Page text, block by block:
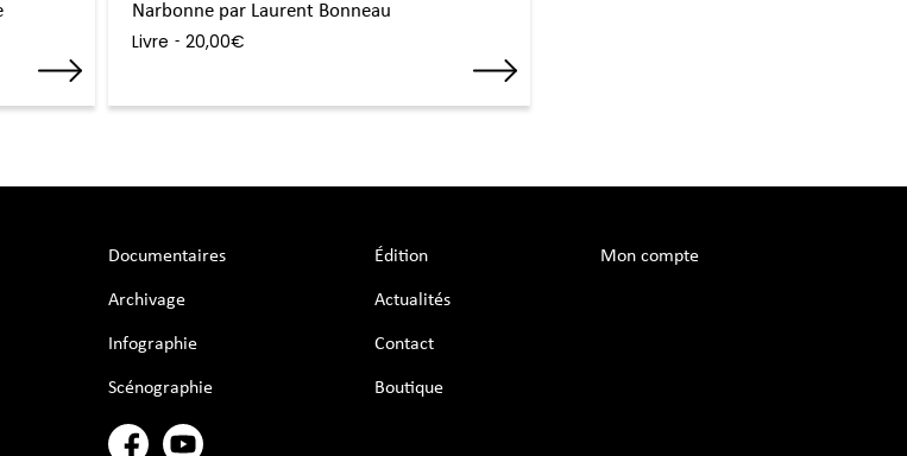
Narbonne par Laurent Bonneau
Livre - 20,00€
Documentaires
Archivage
Infographie
Scénographie
Édition
Actualités
Contact
Boutique
Mon compte